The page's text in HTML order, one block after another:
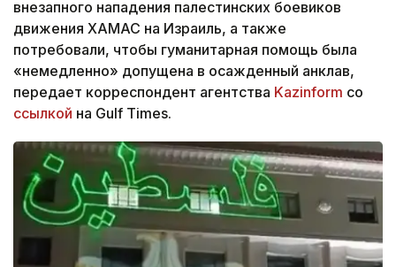
внезапного нападения палестинских боевиков
движения ХАМАС на Израиль, а также
потребовали, чтобы гуманитарная помощь была
«немедленно» допущена в осажденный анклав,
передает корреспондент агентства Kazinform со
ссылкой на Gulf Times.